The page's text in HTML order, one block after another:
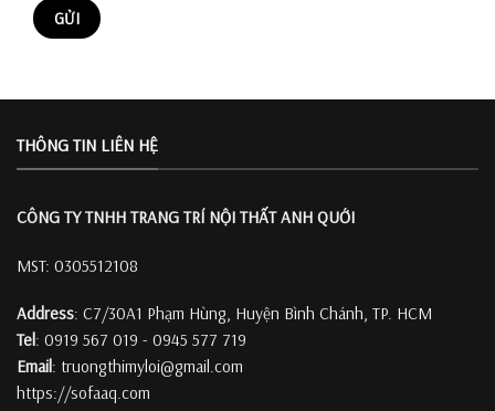
THÔNG TIN LIÊN HỆ
CÔNG TY TNHH TRANG TRÍ NỘI THẤT ANH QUỚI
MST: 0305512108
Address: C7/30A1 Phạm Hùng, Huyện Bình Chánh, TP. HCM
Tel : 0919 567 019 - 0945 577 719
Email : truongthimyloi@gmail.com
https://sofaaq.com